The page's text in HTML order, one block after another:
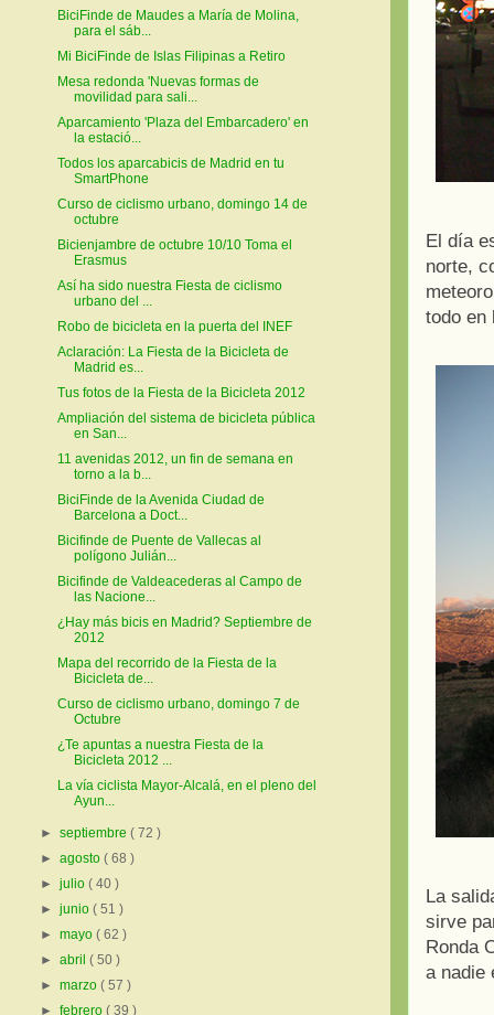
El día
norte,
todo en
La
sirve
Ronda
a nadie
BiciFinde de Maudes a María de Molina,
para el sáb...
Mi BiciFinde de Islas Filipinas a Retiro
Mesa redonda 'Nuevas formas de
movilidad para sali...
Aparcamiento 'Plaza del Embarcadero' en
la estació...
Todos los aparcabicis de Madrid en tu
SmartPhone
Curso de ciclismo urbano, domingo 14 de
octubre
Bicienjambre de octubre 10/10 Toma el
Erasmus
Así ha sido nuestra Fiesta de ciclismo
urbano del ...
Robo de bicicleta en la puerta del INEF
Aclaración: La Fiesta de la Bicicleta de
Madrid es...
Tus fotos de la Fiesta de la Bicicleta 2012
Ampliación del sistema de bicicleta pública
en San...
11 avenidas 2012, un fin de semana en
torno a la b...
BiciFinde de la Avenida Ciudad de
Barcelona a Doct...
Bicifinde de Puente de Vallecas al
polígono Julián...
Bicifinde de Valdeacederas al Campo de
las Nacione...
¿Hay más bicis en Madrid? Septiembre de
2012
Mapa del recorrido de la Fiesta de la
Bicicleta de...
Curso de ciclismo urbano, domingo 7 de
Octubre
¿Te apuntas a nuestra Fiesta de la
Bicicleta 2012 ...
La vía ciclista Mayor-Alcalá, en el pleno del
Ayun...
►septiembre( 72 )
►agosto( 68 )
►julio( 40 )
►junio( 51 )
►mayo( 62 )
►abril( 50 )
►marzo( 57 )
►febrero( 39 )